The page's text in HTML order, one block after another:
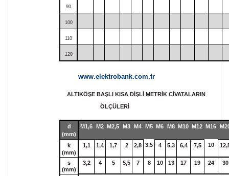
90
100
110
120
www.elektrobank.com.tr
ALTIKÖŞE BAŞLI KISA DİŞLİ METRİK CİVATALARIN
ÖLÇÜLERİ
d
(mm)
M1,6 M2 M2,5 M3 M4 M5 M6 M8 M10 M12 M16
k
(mm)
1,1 1,4 1,7 2 2,8 3,5 4 5,3 6,4 7,5 10
s
(mm)
3,2 4 5 5,5 7 8 10 13 17 19 24 30